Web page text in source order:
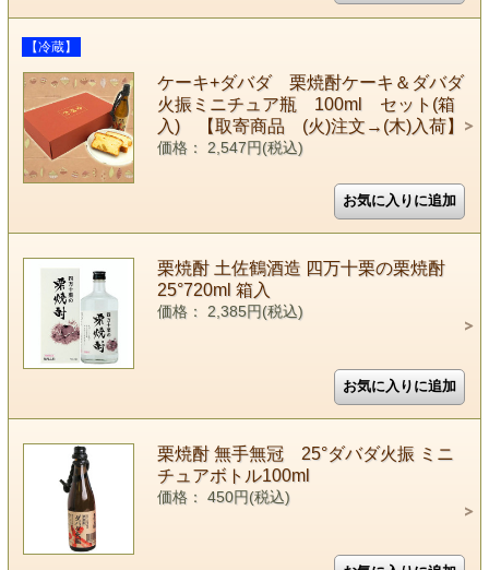
【冷蔵】
ケーキ+ダバダ 栗焼酎ケーキ＆ダバダ
火振ミニチュア瓶 100ml セット(箱
入) 【取寄商品 (火)注文→(木)入荷】
価格： 2,547円(税込)
栗焼酎 土佐鶴酒造 四万十栗の栗焼酎
25°720ml 箱入
価格： 2,385円(税込)
栗焼酎 無手無冠 25°ダバダ火振 ミニ
チュアボトル100ml
価格： 450円(税込)